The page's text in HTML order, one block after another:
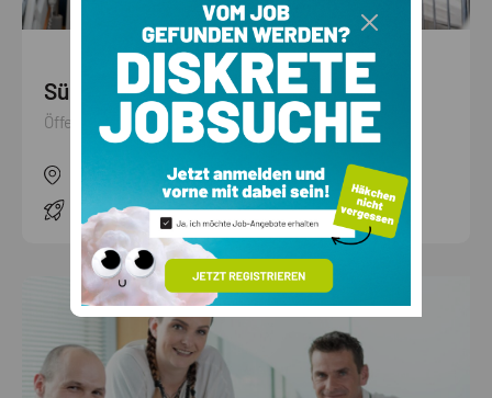
Südtiroler Sanitätsbetrieb
Öffentliche Verwaltung
Hauptsitz
Bozen
109 offene Jobs